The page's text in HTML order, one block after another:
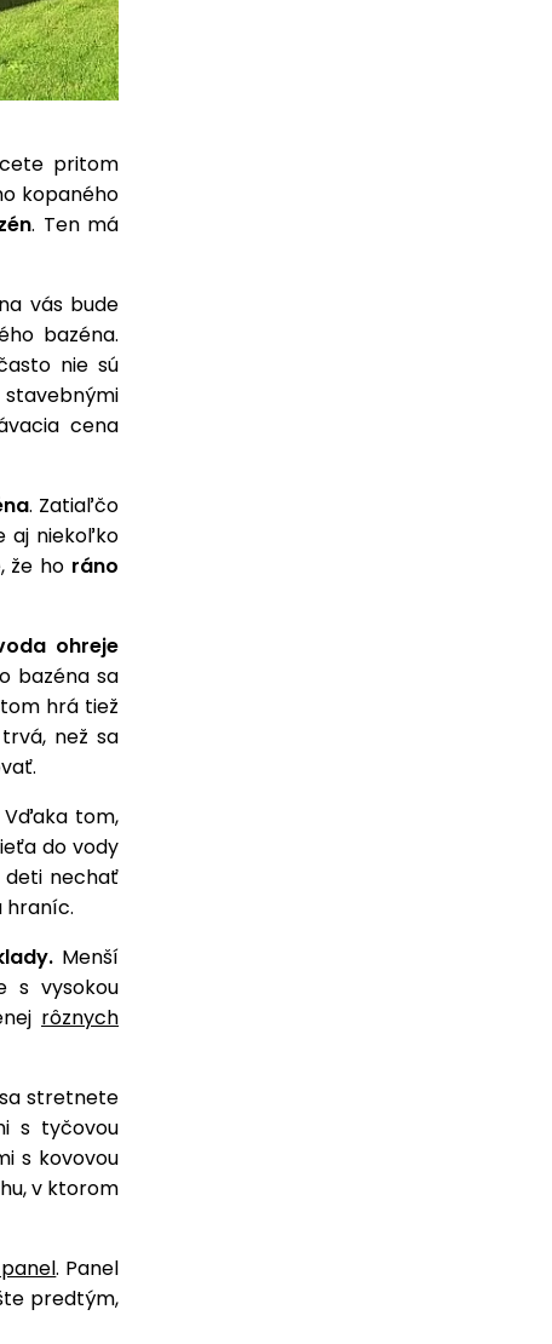
pritom
kopaného
. Ten má
vás bude
bazéna.
nie sú
cena
. Zatiaľčo
aj niekoľko
že ho ráno
ohreje
bazéna sa
hrá tiež
než sa
tom,
do vody
deti nechať
hraníc.
Menší
s vysokou
rôznych
stretnete
s tyčovou
s kovovou
v ktorom
. Panel
predtým,